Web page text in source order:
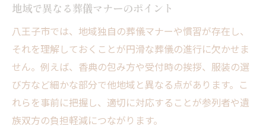
地域で異なる葬儀マナーのポイント
八王子市では、地域独自の葬儀マナーや慣習が存在し、
それを理解しておくことが円滑な葬儀の進行に欠かせま
せん。例えば、香典の包み方や受付時の挨拶、服装の選
び方など細かな部分で他地域と異なる点があります。こ
れらを事前に把握し、適切に対応することが参列者や遺
族双方の負担軽減につながります。